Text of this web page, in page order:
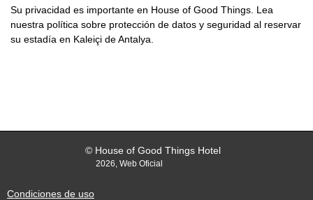
Su privacidad es importante en House of Good Things. Lea
nuestra política sobre protección de datos y seguridad al reservar
su estadía en Kaleiçi de Antalya.
© House of Good Things Hotel
2026, Web Oficial
Condiciones de uso